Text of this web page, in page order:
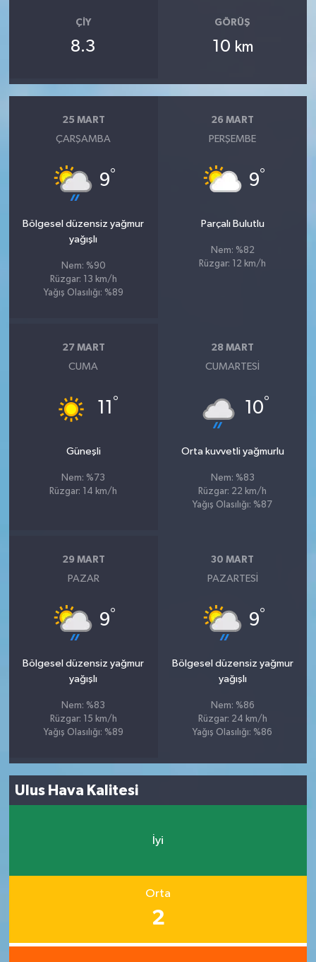
ÇIY
8.3
GÖRÜŞ
10 km
25 MART
ÇARŞAMBA
9°
Bölgesel düzensiz yağmur
yağışlı
Nem: %90
Rüzgar: 13 km/h
Yağış Olasılığı: %89
26 MART
PERŞEMBE
9°
Parçalı Bulutlu
Nem: %82
Rüzgar: 12 km/h
27 MART
CUMA
11 °
Güneşli
Nem: %73
Rüzgar: 14 km/h
28 MART
CUMARTESI
10°
Orta kuvvetli yağmurlu
Nem: %83
Rüzgar: 22 km/h
Yağış Olasılığı: %87
29 MART
PAZAR
9°
Bölgesel düzensiz yağmur
yağışlı
Nem: %83
Rüzgar: 15 km/h
Yağış Olasılığı: %89
30 MART
PAZARTESI
9°
Bölgesel düzensiz yağmur
yağışlı
Nem: %86
Rüzgar: 24 km/h
Yağış Olasılığı: %86
Ulus Hava Kalitesi
İyi
Orta
2